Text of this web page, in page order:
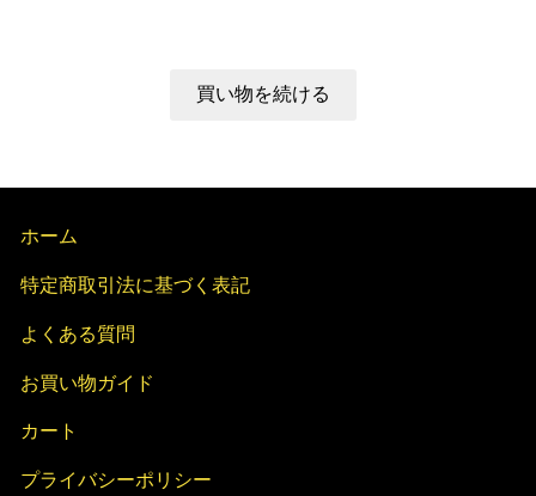
ホーム
特定商取引法に基づく表記
よくある質問
お買い物ガイド
カート
プライバシーポリシー